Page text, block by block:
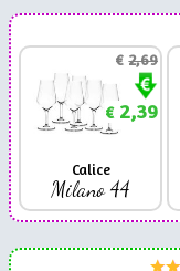
€2,69
€2,39
Calice
Milano 44